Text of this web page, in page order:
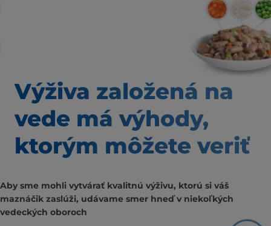
Výživa založená na
vede má výhody,
ktorým môžete veriť
Aby sme mohli vytvárať kvalitnú výživu, ktorú si váš
maznáčik zaslúži, udávame smer hneď v niekoľkých
vedeckých oboroch